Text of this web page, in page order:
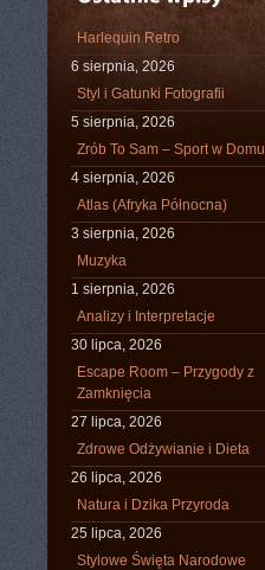
Harlequin Retro
6 sierpnia, 2026
Styl i Gatunki Fotografii
5 sierpnia, 2026
Zrób To Sam – Sport w Domu
4 sierpnia, 2026
Atlas (Afryka Północna)
3 sierpnia, 2026
Muzyka
1 sierpnia, 2026
Analizy i Interpretacje
30 lipca, 2026
Escape Room – Przygody z
Zamknięcia
27 lipca, 2026
Zdrowe Odżywianie i Dieta
26 lipca, 2026
Natura i Dzika Przyroda
25 lipca, 2026
Stylowe Święta Narodowe